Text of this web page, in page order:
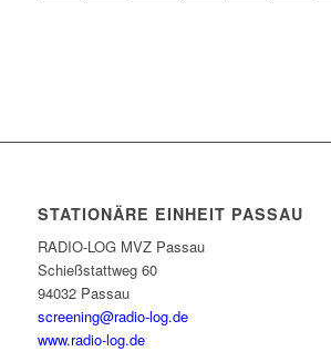
STATIONÄRE EINHEIT PASSAU
RADIO-LOG MVZ Passau
Schießstattweg 60
94032 Passau
screening@radio-log.de
www.radio-log.de